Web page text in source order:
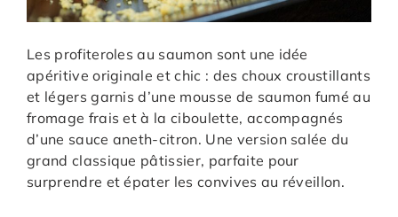
Les profiteroles au saumon sont une idée
apéritive originale et chic : des choux croustillants
et légers garnis d’une mousse de saumon fumé au
fromage frais et à la ciboulette, accompagnés
d’une sauce aneth-citron. Une version salée du
grand classique pâtissier, parfaite pour
surprendre et épater les convives au réveillon.